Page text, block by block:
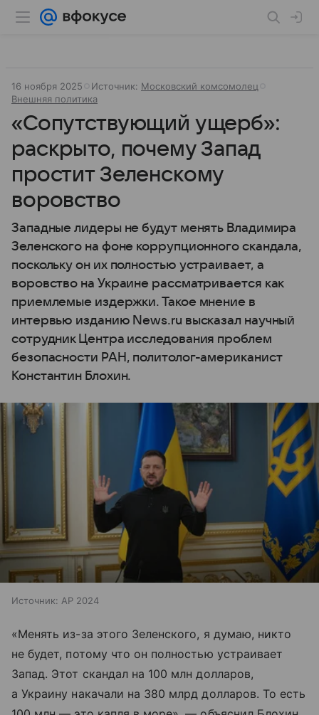
16 ноября 2025 Источник: Московский комсомолец
Внешняя политика
«Сопутствующий ущерб»:
раскрыто, почему Запад
простит Зеленскому
воровство
Западные лидеры не будут менять Владимира
Зеленского на фоне коррупционного скандала,
поскольку он их полностью устраивает, а
воровство на Украине рассматривается как
приемлемые издержки. Такое мнение в
интервью изданию News.ru высказал научный
сотрудник Центра исследования проблем
безопасности РАН, политолог-американист
Константин Блохин.
Источник: AP 2024
«Менять из-за этого Зеленского, я думаю, никто
не будет, потому что он полностью устраивает
Запад. Этот скандал на 100 млн долларов,
а Украину накачали на 380 млрд долларов. То есть